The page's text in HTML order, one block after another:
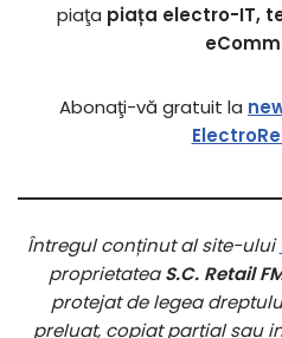
piaţa piața electro-IT,
Abonaţi-vă gratuit la
Întregul conținut al site-ului
proprietateaS.C. Retail
protejat de legea
preluat, copiat parțial sau